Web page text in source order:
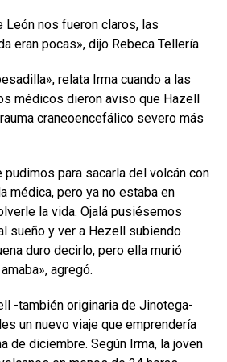
León nos fueron claros, las
eran pocas», dijo Rebeca Tellería.
relata Irma cuando a las
médicos dieron aviso que Hazell
craneoencefálico severo más
para sacarla del volcán con
médica, pero ya no estaba en
la vida. Ojalá pusiésemos
sueño y ver a Hezell subiendo
duro decirlo, pero ella murió
agregó.
-también originaria de Jinotega-
un nuevo viaje que emprendería
de diciembre. Según Irma, la joven